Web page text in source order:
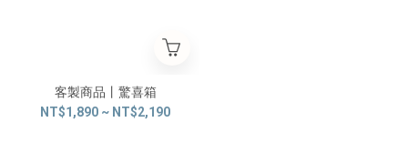
客製商品丨驚喜箱
NT$1,890 ~ NT$2,190